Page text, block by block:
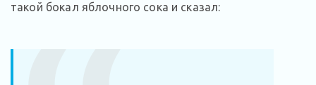
такой бокал яблочного сока и сказал: